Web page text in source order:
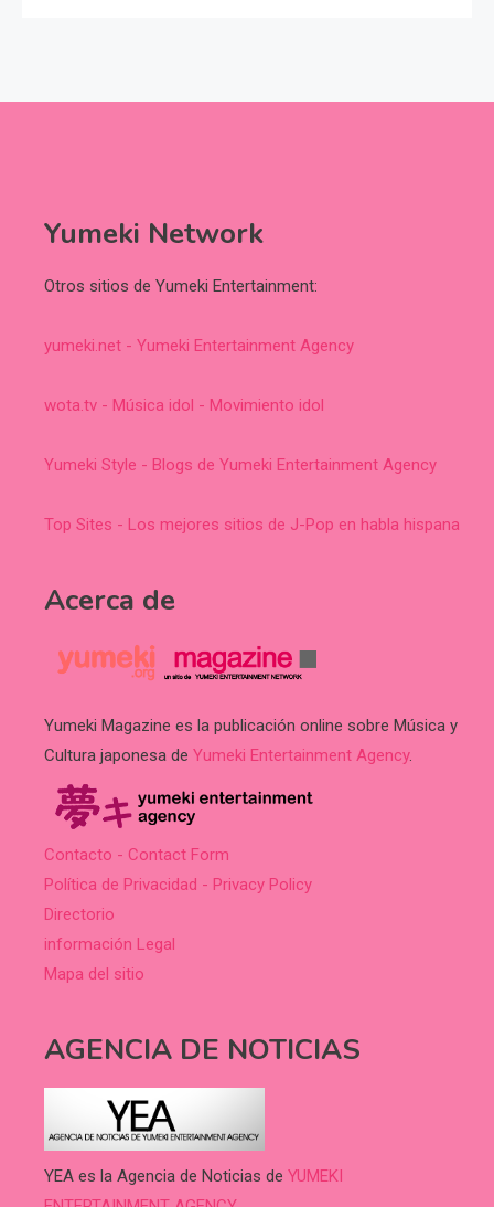
Yumeki Network
Otros sitios de Yumeki Entertainment:
yumeki.net - Yumeki Entertainment Agency
wota.tv - Música idol - Movimiento idol
Yumeki Style - Blogs de Yumeki Entertainment Agency
Top Sites - Los mejores sitios de J-Pop en habla hispana
Acerca de
Yumeki Magazine es la publicación online sobre Música y
Cultura japonesa de Yumeki Entertainment Agency.
Contacto - Contact Form
Política de Privacidad - Privacy Policy
Directorio
información Legal
Mapa del sitio
AGENCIA DE NOTICIAS
YEA es la Agencia de Noticias de YUMEKI